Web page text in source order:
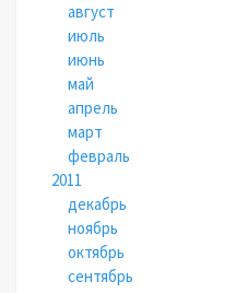
август
июль
июнь
май
апрель
март
февраль
2011
декабрь
ноябрь
октябрь
сентябрь